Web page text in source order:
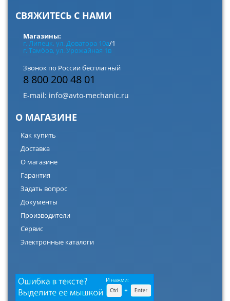
СВЯЖИТЕСЬ С НАМИ
Магазины:
г. Липецк, ул. Доватора 10а/1
г. Тамбов, ул. Урожайная 1в
Звонок по России бесплатный
8 800 200 48 01
E-mail: info@avto-mechanic.ru
О МАГАЗИНЕ
Как купить
Доставка
О магазине
Гарантия
Задать вопрос
Документы
Производители
Сервис
Электронные каталоги